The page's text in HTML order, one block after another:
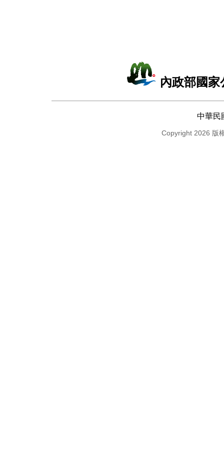
內政部國
中華民
Copyright 2026 版